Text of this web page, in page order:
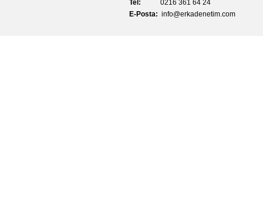
Tel: 0216 361 64 24
E-Posta: info@erkadenetim.com